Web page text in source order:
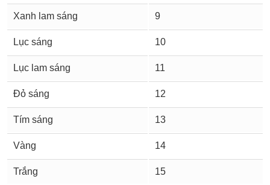
Xanh lam sáng 9
Lục sáng 10
Lục lam sáng 11
Đỏ sáng 12
Tím sáng 13
Vàng 14
Trắng 15